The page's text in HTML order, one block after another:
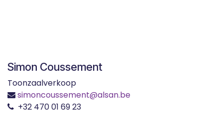
Simon Coussement
Toonzaalverkoop
simoncoussement@alsan.be
+32 470 01 69 23